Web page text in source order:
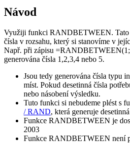
Návod
Využiji funkci RANDBETWEEN. Tato
čísla v rozsahu, který si stanovíme v
Např. při zápisu
generována čísla 1,2,3,4 nebo 5.
Jsou tedy generována čísla typu
míst. Pokud desetinná čísla
nebo násobení výsledku.
Tuto funkci si nebudeme plést s
/ RAND, která generuje
Funkce RANDBETWEEN je
2003
Funkce RANDBETWEEN není